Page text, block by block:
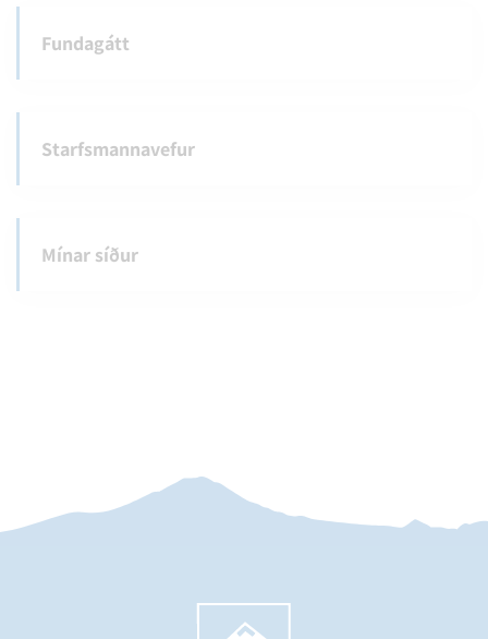
Fundagátt
Starfsmannavefur
Mínar síður